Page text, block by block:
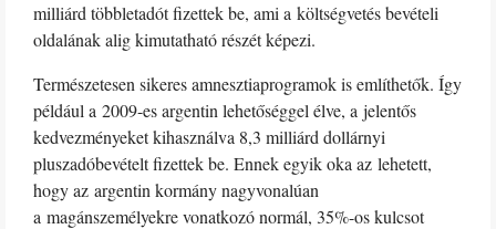
milliárd többletadót fizettek be, ami a költségvetés bevételi
oldalának alig kimutatható részét képezi.
Természetesen sikeres amnesztiaprogramok is említhetők. Így
például a 2009-es argentin lehetőséggel élve, a jelentős
kedvezményeket kihasználva 8,3 milliárd dollárnyi
pluszadóbevételt fizettek be. Ennek egyik oka az lehetett,
hogy az argentin kormány nagyvonalúan
a magánszemélyekre vonatkozó normál, 35%-os kulcsot